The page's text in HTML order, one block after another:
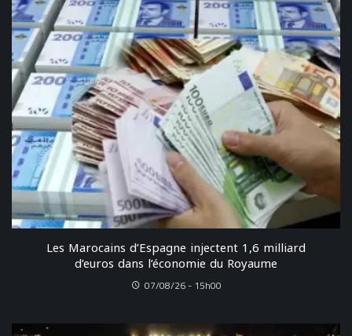
Les Marocains d’Espagne injectent 1,6 milliard
d’euros dans l’économie du Royaume
07/08/26 - 15h00